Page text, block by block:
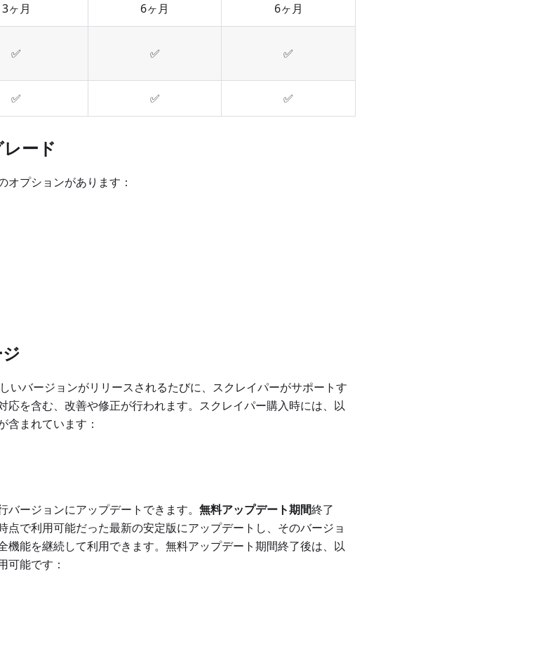
3ヶ月 6ヶ月 6ヶ月
✅ ✅ ✅
✅ ✅ ✅
ード
オプションがあります：
いバージョンがリリースされるたびに、スクレイパーがサポートす
応を含む、改善や修正が行われます。スクレイパー購入時には、以
含まれています：
ージョンにアップデートできます。 無料アップデート期間終了
点で利用可能だった最新の安定版にアップデートし、そのバージョ
機能を継続して利用できます。無料アップデート期間終了後は、以
可能です：